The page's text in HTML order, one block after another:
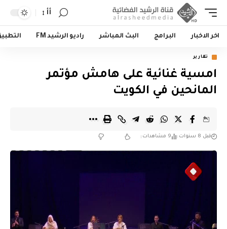
أأ
اخر الاخبار البرامج البث المباشر راديو الرشيد FM
تقارير
امسية غنائية على هامش مؤتمر
المانحين في الكويت
قبل 8 سنوات 9 مشاهدات